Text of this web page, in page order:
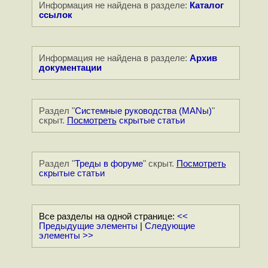
Информация не найдена в разделе: Каталог
ссылок
Информация не найдена в разделе: Архив
документации
Раздел "Системные руководства (MANы)"
скрыт. Посмотретьскрытые статьи
Раздел "Треды в форуме" скрыт. Посмотреть
скрытые статьи
Все разделы на одной странице: <<
Предыдущие элементы
Следующие
элементы >>